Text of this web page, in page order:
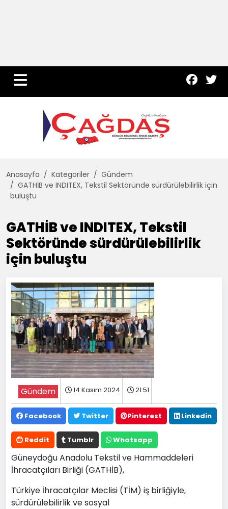
Teknoloji
Anasayfa Kategoriler
Gündem
GATHİB ve INDITEX, Tekstil Sektöründe sürdürülebilirlik için
buluştu
GATHİB ve INDITEX, Tekstil
Sektöründe sürdürülebilirlik
için buluştu
Gündem 14 Kasım 2024 21:51
Facebook Twitter Pinterest Linkedin
Reddit Tumblr Whatsapp
Güneydoğu Anadolu Tekstil ve Hammaddeleri
İhracatçıları Birliği (GATHİB),
Türkiye İhracatçılar Meclisi (TİM) iş birliğiyle,
sürdürülebilirlik ve sosyal